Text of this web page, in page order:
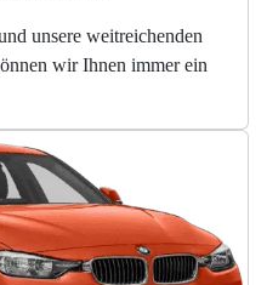
unsere weitreichenden
wir Ihnen immer ein